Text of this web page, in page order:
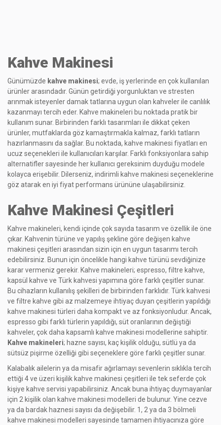
Kahve Makinesi
Günümüzde kahve makinesi; evde, iş yerlerinde en çok kullanılan
ürünler arasındadır. Günün getirdiği yorgunluktan ve stresten
arınmak isteyenler damak tatlarına uygun olan kahveler ile canlılık
kazanmayı tercih eder. Kahve makineleri bu noktada pratik bir
kullanım sunar. Birbirinden farklı tasarımları ile dikkat çeken
ürünler, mutfaklarda göz kamaştırmakla kalmaz, farklı tatların
hazırlanmasını da sağlar. Bu noktada, kahve makinesi fiyatları en
ucuz seçenekleri ile kullanıcıları karşılar. Farklı fonksiyonlara sahip
alternatifler sayesinde her kullanıcı gereksinim duyduğu modele
kolayca erişebilir. Dilerseniz, indirimli kahve makinesi seçeneklerine
göz atarak en iyi fiyat performans ürününe ulaşabilirsiniz.
Kahve Makinesi Çeşitleri
Kahve makineleri, kendi içinde çok sayıda tasarım ve özellik ile öne
çıkar. Kahvenin türüne ve yapılış şekline göre değişen kahve
makinesi çeşitleri arasından sizin için en uygun tasarımı tercih
edebilirsiniz. Bunun için öncelikle hangi kahve türünü sevdiğinize
karar vermeniz gerekir. Kahve makineleri; espresso, filtre kahve,
kapsül kahve ve Türk kahvesi yapımına göre farklı çeşitler sunar.
Bu cihazların kullanılış şekilleri de birbirinden farklıdır. Türk kahvesi
ve filtre kahve gibi az malzemeye ihtiyaç duyan çeşitlerin yapıldığı
kahve makinesi türleri daha kompakt ve az fonksiyonludur. Ancak,
espresso gibi farklı türlerin yapıldığı, süt oranlarının değiştiği
kahveler, çok daha kapsamlı kahve makinesi modellerine sahiptir.
Kahve makineleri; hazne sayısı, kaç kişilik olduğu, sütlü ya da
sütsüz pişirme özelliği gibi seçeneklere göre farklı çeşitler sunar.
Kalabalık ailelerin ya da misafir ağırlamayı sevenlerin sıklıkla tercih
ettiği 4 ve üzeri kişilik kahve makinesi çeşitleri ile tek seferde çok
kişiye kahve servisi yapabilirsiniz. Ancak buna ihtiyaç duymayanlar
için 2 kişilik olan kahve makinesi modelleri de bulunur. Yine cezve
ya da bardak haznesi sayısı da değişebilir. 1, 2 ya da 3 bölmeli
kahve makinesi modelleri sayesinde tamamen ihtiyacınıza göre